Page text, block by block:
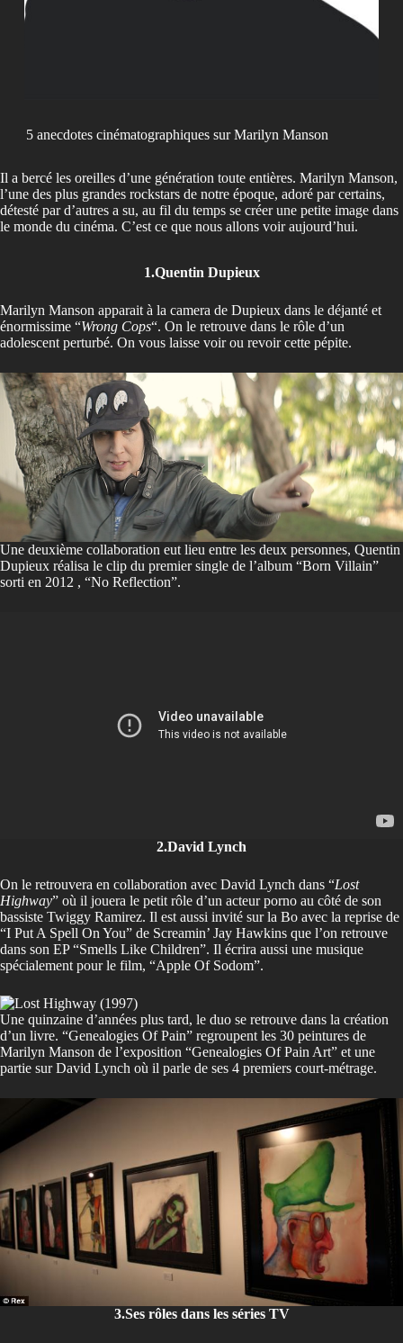
5 anecdotes cinématographiques sur Marilyn Manson
Il a bercé les oreilles d’une génération toute entières. Marilyn Manson,
l’une des plus grandes rockstars de notre époque, adoré par certains,
détesté par d’autres a su, au fil du temps se créer une petite image dans
le monde du cinéma. C’est ce que nous allons voir aujourd’hui.
1.Quentin Dupieux
Marilyn Manson apparait à la camera de Dupieux dans le déjanté et
énormissime “Wrong Cops“. On le retrouve dans le rôle d’un
adolescent perturbé. On vous laisse voir ou revoir cette pépite.
Une deuxième collaboration eut lieu entre les deux personnes, Quentin
Dupieux réalisa le clip du premier single de l’album “Born Villain”
sorti en 2012 , “No Reflection”.
2.David Lynch
On le retrouvera en collaboration avec David Lynch dans “Lost
Highway” où il jouera le petit rôle d’un acteur porno au côté de son
bassiste Twiggy Ramirez. Il est aussi invité sur la Bo avec la reprise de
“I Put A Spell On You” de Screamin’ Jay Hawkins que l’on retrouve
dans son EP “Smells Like Children”. Il écrira aussi une musique
spécialement pour le film, “Apple Of Sodom”.
Une quinzaine d’années plus tard, le duo se retrouve dans la création
d’un livre. “Genealogies Of Pain” regroupent les 30 peintures de
Marilyn Manson de l’exposition “Genealogies Of Pain Art” et une
partie sur David Lynch où il parle de ses 4 premiers court-métrage.
3.Ses rôles dans les séries TV